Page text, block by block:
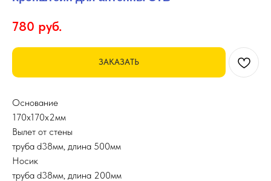
780 руб.
ЗАКАЗАТЬ
Основание
170х170х2мм
Вылет от стены
труба d38мм, длина 500мм
Носик
труба d38мм, длина 200мм